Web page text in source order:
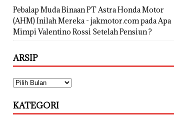
Pebalap Muda Binaan PT Astra Honda Motor
(AHM) Inilah Mereka - jakmotor.compadaApa
Mimpi Valentino Rossi Setelah Pensiun ?
ARSIP
KATEGORI